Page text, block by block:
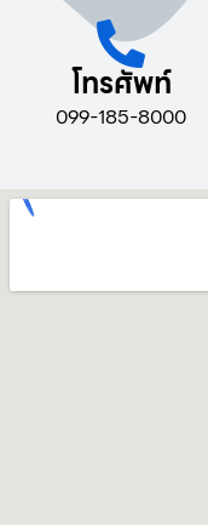
โทรศัพท์
099-185-8000